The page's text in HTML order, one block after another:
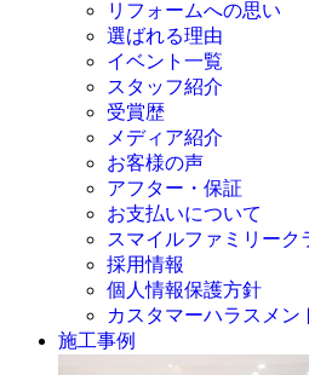
リフォームへの思い
選ばれる理由
イベント一覧
スタッフ紹介
受賞歴
メディア紹介
お客様の声
アフター・保証
お支払いについて
スマイルファミリーク
採用情報
個人情報保護方針
カスタマーハラスメン
施工事例